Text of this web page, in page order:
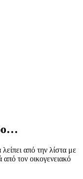
από την λίστα με
από τον οικογενειακό